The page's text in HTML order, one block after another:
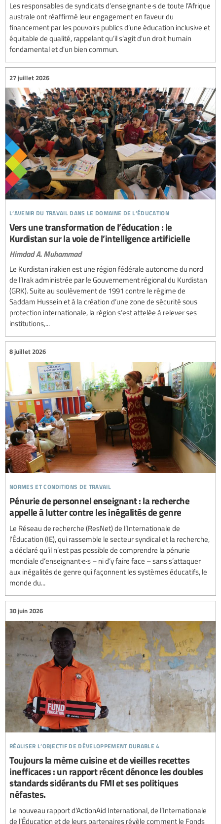
Les responsables de syndicats d’enseignant·e·s de toute l’Afrique
australe ont réaffirmé leur engagement en faveur du
financement par les pouvoirs publics d’une éducation inclusive et
équitable de qualité, rappelant qu’il s’agit d'un droit humain
fondamental et d'un bien commun.
l’avenir du travail dans le domaine de l’éducation
27 juillet 2026
Vers une transformation de l’éducation : le
Kurdistan sur la voie de l’intelligence artificielle
Himdad A. Muhammad
Le Kurdistan irakien est une région fédérale autonome du nord
de l’Irak administrée par le Gouvernement régional du Kurdistan
(GRK). Suite au soulèvement de 1991 contre le régime de
Saddam Hussein et à la création d’une zone de sécurité sous
protection internationale, la région s’est attelée à relever ses
institutions,...
normes et conditions de travail
8 juillet 2026
Pénurie de personnel enseignant : la recherche
appelle à lutter contre les inégalités de genre
Le Réseau de recherche (ResNet) de l’Internationale de
l’Éducation (IE), qui rassemble le secteur syndical et la recherche,
a déclaré qu’il n’est pas possible de comprendre la pénurie
mondiale d’enseignant·e·s – ni d’y faire face – sans s’attaquer
aux inégalités de genre qui façonnent les systèmes éducatifs, le
monde du...
réaliser l’objectif de développement durable 4
30 juin 2026
Toujours la même cuisine et de vieilles recettes
inefficaces : un rapport récent dénonce les doubles
standards sidérants du FMI et ses politiques
néfastes.
Le nouveau rapport d’ActionAid International, de l’Internationale
de l’Éducation et de leurs partenaires révèle comment le Fonds